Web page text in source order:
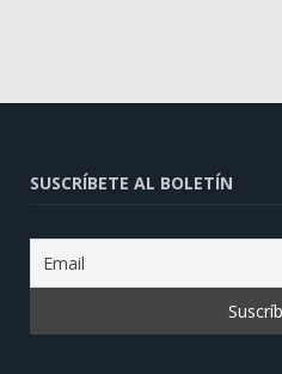
SUSCRÍBETE AL BOLETÍN